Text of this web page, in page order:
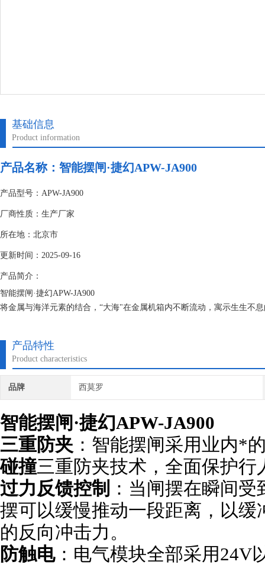
基础信息
Product information
产品名称： 智能摆闸·捷幻APW-JA900
产品型号：APW-JA900
厂商性质：生产厂家
所在地：北京市
更新时间：2025-09-16
产品简介：
智能摆闸·捷幻APW-JA900
将金属与海洋元素的结合，“大海"在金属机箱内不断流动，寓示生生不
产品特性
Product characteristics
品牌 西莫罗
智能摆闸·捷幻APW-JA900
三重防夹 ：智能摆闸采用业内*
碰撞三重防夹技术，全面保
过力反馈控制 ：当闸摆在瞬间
摆可以缓慢推动一段距离，以
的反向冲击力。
防触电：电气模块全部采用24V